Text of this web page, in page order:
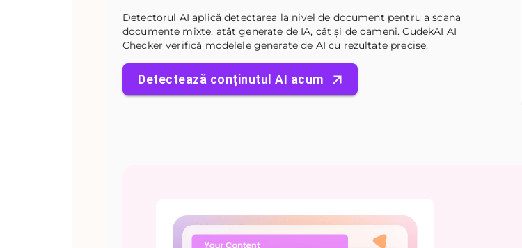
Detectorul AI aplică detectarea la nivel de document pentru a scana
documente mixte, atât generate de IA, cât și de oameni. CudekAI AI
Checker verifică modelele generate de AI cu rezultate precise.
Detectează conținutul AI acum